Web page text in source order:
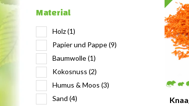
Material
Holz(1)
Papier und Pappe(9)
Baumwolle(1)
Kokosnuss (2)
Humus & Moos (3)
Sand (4)